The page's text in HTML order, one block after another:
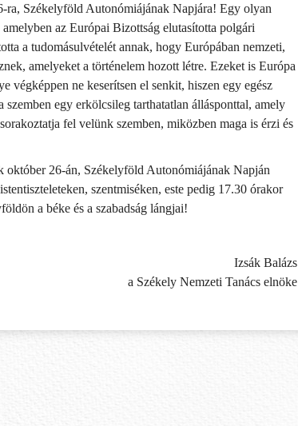
ra, Székelyföld Autonómiájának Napjára! Egy olyan
az Európai Bizottság elutasította polgári
a tudomásulvételét annak, hogy Európában nemzeti,
amelyeket a történelem hozott létre. Ezeket is Európa
végképpen ne keserítsen el senkit, hiszen egy egész
szemben egy erkölcsileg tarthatatlan állásponttal, amely
fel velünk szemben, miközben maga is érzi és
október 26-án, Székelyföld Autonómiájának Napján
szentmiséken, este pedig 17.30 órakor
a béke és a szabadság lángjai!
Izsák Balázs
a Székely Nemzeti Tanács elnöke